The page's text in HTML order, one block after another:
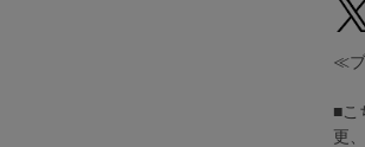
≪ブ
■こ
更